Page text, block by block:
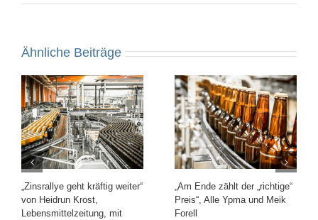
Forell
sein
Ähnliche Beiträge
„Zinsrallye geht kräftig weiter“
von Heidrun Krost,
Lebensmittelzeitung, mit
„Am Ende zählt der „richtige“
Preis“, Alle Ypma und Meik
Forell